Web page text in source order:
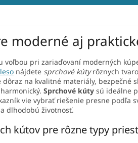
moderné aj
voľbou pri zariaďovaní moderných
nájdete sprchové kútyrôznych
na kvalitné materiály,
Sprchové kúty sú ideálne
vie vybrať riešenie presne podľa
dlhodobú životnosť.
kútov pre rôzne typy